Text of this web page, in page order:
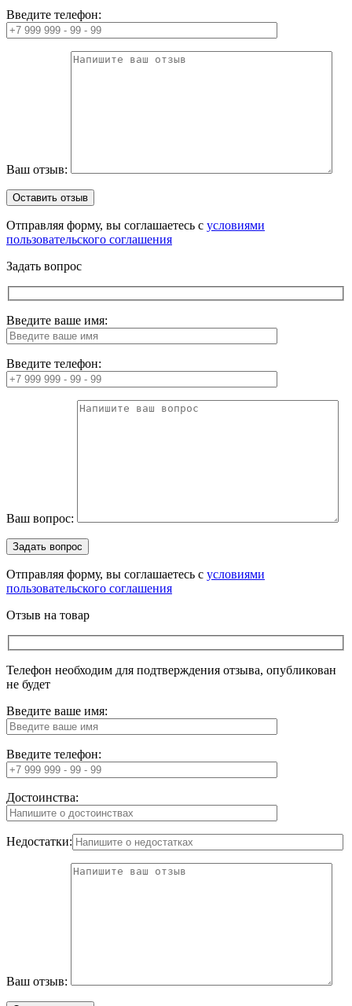
Введите телефон:
Ваш отзыв:
Отправляя форму, вы соглашаетесь с условиями
пользовательского соглашения
Задать вопрос
Введите ваше имя:
Введите телефон:
Ваш вопрос:
Отправляя форму, вы соглашаетесь с условиями
пользовательского соглашения
Отзыв на товар
Телефон необходим для подтверждения отзыва, опубликован
не будет
Введите ваше имя:
Введите телефон:
Достоинства:
Недостатки:
Ваш отзыв: